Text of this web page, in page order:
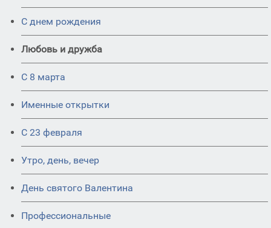
С днем рождения
Любовь и дружба
С 8 марта
Именные открытки
С 23 февраля
Утро, день, вечер
День святого Валентина
Профессиональные